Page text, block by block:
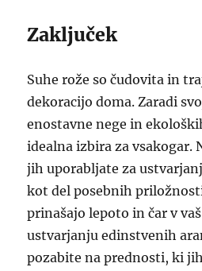
Zaključek
Suhe rože so čudovita in
dekoracijo doma. Zaradi
enostavne nege in
idealna izbira za vsakogar.
jih uporabljate za
kot del posebnih
prinašajo lepoto in čar v
ustvarjanju edinstvenih
pozabite na prednosti, ki